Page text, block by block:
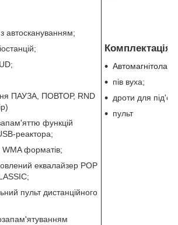
автоскануванням;
ПАУЗА, ПОВТОР, RND
функцій
реактора;
WMA форматів;
еквалайзер POP
пульт дистанційного
Комплектація:
Автомагнітола
пів вуха;
дроти для
пульт